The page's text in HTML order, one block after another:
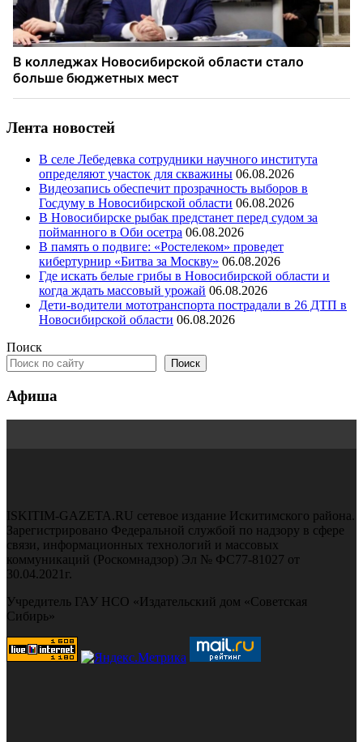
Лента новостей
В селе Лебедевка сотрудники научного института
определяют участок для скважины 06.08.2026
Видеозапись обеспечит прозрачность выборов в
Госдуму в Новосибирской области 06.08.2026
В Новосибирске рыбак предстанет перед судом за
пойманного в Оби осетра 06.08.2026
В память о подвиге: «Ростелеком» проведет
кибертурнир «Битва за Москву» 06.08.2026
Где искать белые грибы в Новосибирской области и
когда ждать массовый урожай 06.08.2026
Дети-водители мототранспорта пострадали в 26 ДТП в
Новосибирской области 06.08.2026
Поиск
Поиск
Афиша
ISKITIM-GAZETA.RU сетевое издание Искитимского района.
Зарегистрировано Федеральной службой по надзору в сфере
связи, информационных технологий и массовых
коммуникаций (Роскомнадзор) Эл № ФС77-81027 от
30.04.2021г.
Учредитель ГАУ НСО «Издательский дом «Советская
Сибирь»